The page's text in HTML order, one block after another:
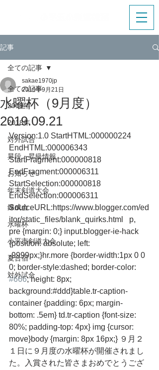
記事
全ての記事
2019年
2018年
対外試合
昇段・昇級情報
お知らせ
年末剣道大会
錬成会
水曜杯
小平市剣道大会
夏合宿
対外試合
全ての記事
水曜杯（9月度）
2019.09.21
sakae1970jp
2019年9月21日
Version:1.0 StartHTML:000000224
EndHTML:000006343
StartFragment:000000818
EndFragment:000006311
StartSelection:000000818
EndSelection:000006311
SourceURL:https://www.blogger.com/ed
itor/static_files/blank_quirks.html   p,
pre {margin: 0;} input.blogger-ie-hack
{position: absolute; left:
-9999px;}hr.more {border-width:1px 0 0
0; border-style:dashed; border-color:
#666; height: 8px;
background:#ddd}table.tr-caption-
container {padding: 6px; margin-
bottom: .5em} td.tr-caption {font-size:
80%; padding-top: 4px} img {cursor:
move}body {margin: 8px 16px;} ９月２
１日に９月度の水曜杯が開催されまし
た。入賞された皆さまおめでとうござ